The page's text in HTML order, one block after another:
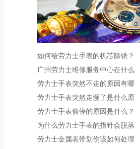
如何给劳力士手表的机芯除锈？
广州劳力士维修服务中心在什么
劳力士手表突然不走的原因有哪
劳力士手表突然走慢了是什么原
劳力士手表偷停的原因是什么？
为什么劳力士手表的指针会脱落
劳力士金属表带划伤该如何处理